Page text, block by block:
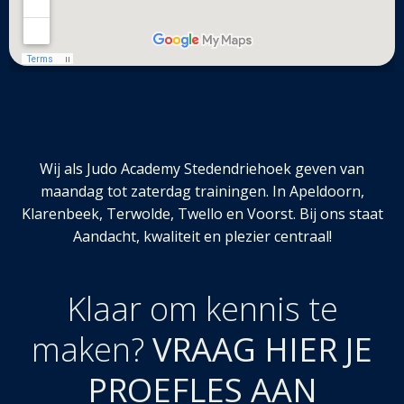
Wij als Judo Academy Stedendriehoek geven van
maandag tot zaterdag trainingen. In Apeldoorn,
Klarenbeek, Terwolde, Twello en Voorst. Bij ons staat
Aandacht, kwaliteit en plezier centraal!
Klaar om kennis te
maken? VRAAG HIER JE
PROEFLES AAN